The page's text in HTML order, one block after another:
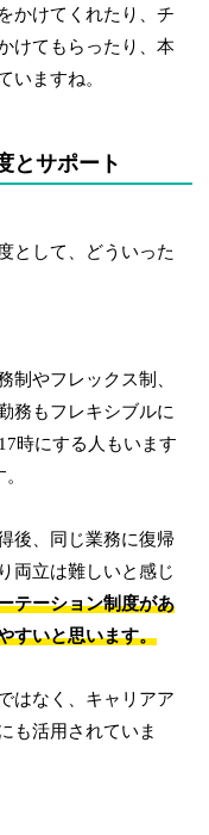
かけてくれたり、チ
けてもらったり、本
いますね。
とサポート
として、どういった
制やフレックス制、
務もフレキシブルに
時にする人もいます
後、同じ業務に復帰
両立は難しいと感じ
テーション制度があ
すいと思います。
はなく、キャリアア
も活用されていま